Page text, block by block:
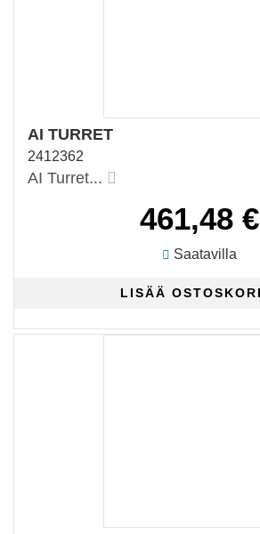
AI TURRET
2412362
AI Turret...
461,48 €
Saatavilla